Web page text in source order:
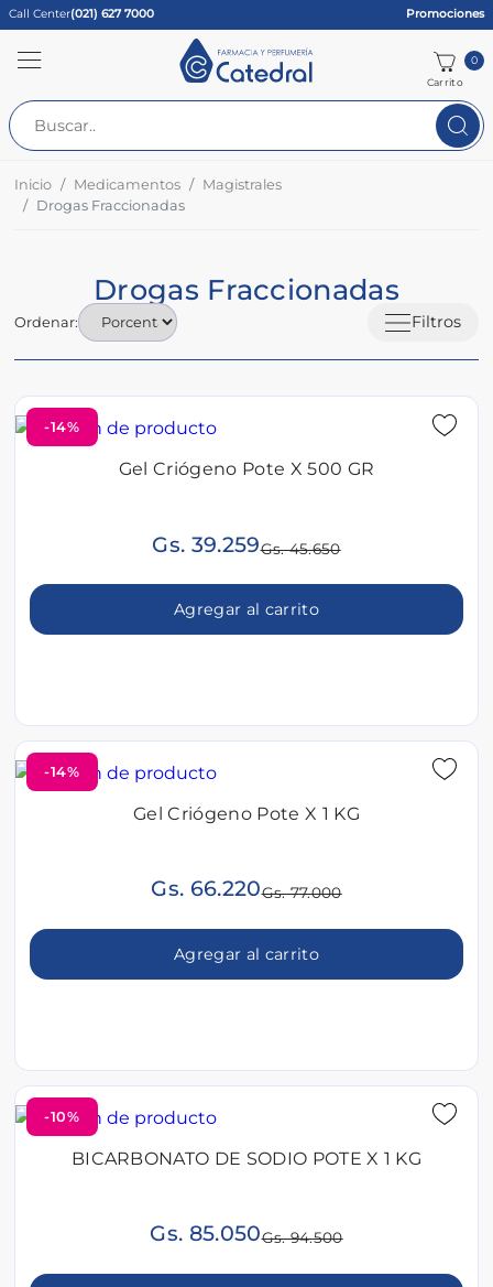
Call Center(021) 627 7000 Promociones
Carrito
0
Inicio Medicamentos
Magistrales
Drogas Fraccionadas
Drogas Fraccionadas
Filtros
Ordenar:
-14%
Gel Criógeno Pote X 500 GR
Gs. 39.259Gs. 45.650
Agregar al carrito
-14%
Gel Criógeno Pote X 1 KG
Gs. 66.220Gs. 77.000
Agregar al carrito
-10%
BICARBONATO DE SODIO POTE X 1 KG
Gs. 85.050Gs. 94.500